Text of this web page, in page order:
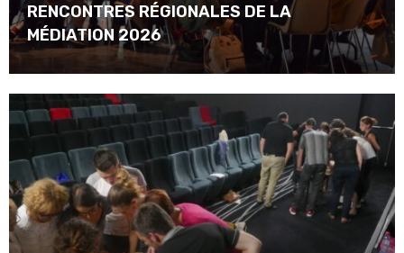
RENCONTRES RÉGIONALES DE LA
MÉDIATION 2026